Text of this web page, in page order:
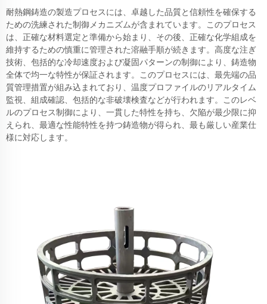
耐熱鋼鋳造の製造プロセスには、卓越した品質と信頼性を確保する
ための洗練された制御メカニズムが含まれています。このプロセス
は、正確な材料選定と準備から始まり、その後、正確な化学組成を
維持するための慎重に管理された溶融手順が続きます。高度な注ぎ
技術、包括的な冷却速度および凝固パターンの制御により、鋳造物
全体で均一な特性が保証されます。このプロセスには、最先端の品
質管理措置が組み込まれており、温度プロファイルのリアルタイム
監視、組成確認、包括的な非破壊検査などが行われます。このレベ
ルのプロセス制御により、一貫した特性を持ち、欠陥が最少限に抑
えられ、最適な性能特性を持つ鋳造物が得られ、最も厳しい産業仕
様に対応します。